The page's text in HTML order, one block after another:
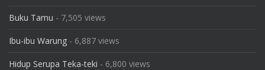
Buku Tamu - 7,505 views
Ibu-ibu Warung - 6,887 views
Hidup Serupa Teka-teki - 6,800 views